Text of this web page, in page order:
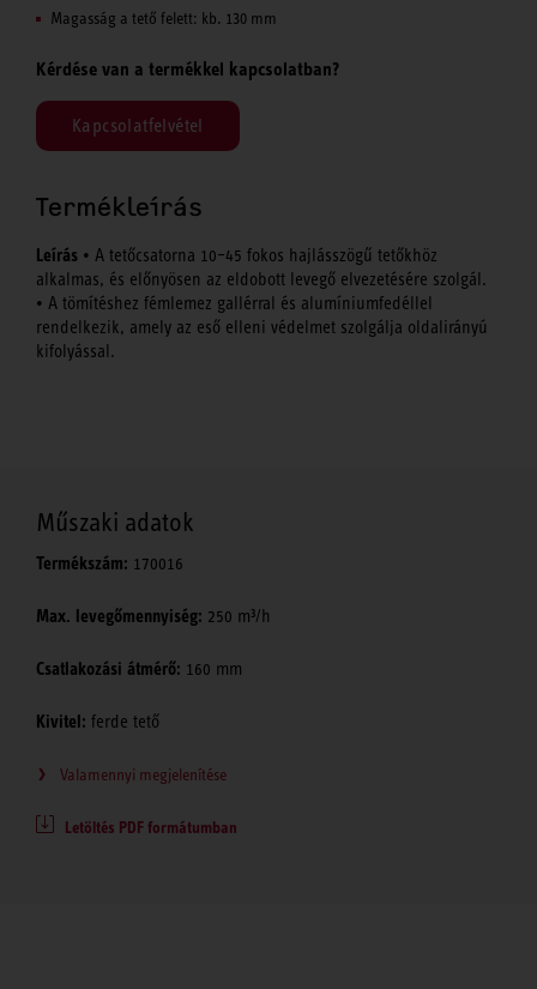
Magasság a tető felett: kb. 130 mm
Kérdése van a termékkel kapcsolatban?
Kapcsolatfelvétel
Termékleírás
Leírás • A tetőcsatorna 10–45 fokos hajlásszögű tetőkhöz
alkalmas, és előnyösen az eldobott levegő elvezetésére szolgál.
• A tömítéshez fémlemez gallérral és alumíniumfedéllel
rendelkezik, amely az eső elleni védelmet szolgálja oldalirányú
kifolyással.
Műszaki adatok
Termékszám: 170016
Max. levegőmennyiség: 250 m³/h
Csatlakozási átmérő: 160 mm
Kivitel: ferde tető
Valamennyi megjelenítése
Letöltés PDF formátumban